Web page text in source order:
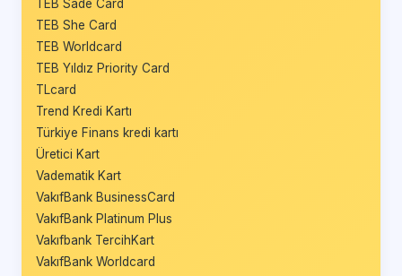
TEB Sade Card
TEB She Card
TEB Worldcard
TEB Yıldız Priority Card
TLcard
Trend Kredi Kartı
Türkiye Finans kredi kartı
Üretici Kart
Vadematik Kart
VakıfBank BusinessCard
VakıfBank Platinum Plus
Vakıfbank TercihKart
VakıfBank Worldcard